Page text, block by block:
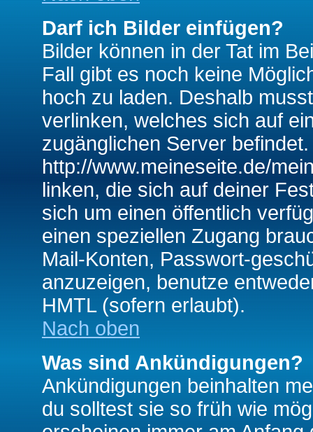
Darf ich Bilder einfügen?
Bilder können in der Tat im
Fall gibt es noch keine
hoch zu laden. Deshalb
verlinken, welches sich auf
zugänglichen Server
http://www.meineseite.de/
linken, die sich auf deiner
sich um einen öffentlich
einen speziellen Zugang
Mail-Konten, Passwort-
anzuzeigen, benutze
HMTL (sofern erlaubt).
Nach oben
Was sind Ankündigungen?
Ankündigungen beinhalten
du solltest sie so früh wie